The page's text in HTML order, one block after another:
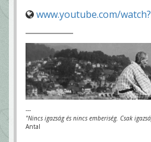
www.youtube.com/
---
"Nincs igazság és nincs emberiség. Csak
Antal